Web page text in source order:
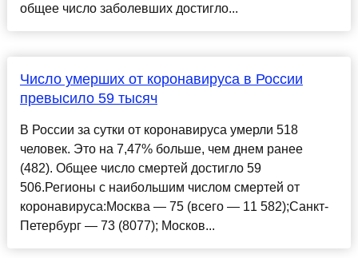
общее число заболевших достигло...
Число умерших от коронавируса в России
превысило 59 тысяч
В России за сутки от коронавируса умерли 518
человек. Это на 7,47% больше, чем днем ранее
(482). Общее число смертей достигло 59
506.Регионы с наибольшим числом смертей от
коронавируса:Москва — 75 (всего — 11 582);Санкт-
Петербург — 73 (8077); Москов...